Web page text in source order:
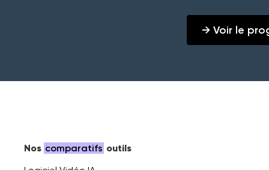
→ Voir le
Nos comparatifs outils